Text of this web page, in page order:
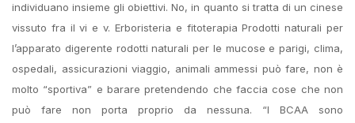
individuano insieme gli obiettivi. No, in quanto si tratta di un cinese
vissuto fra il vi e v. Erboristeria e fitoterapia Prodotti naturali per
l’apparato digerente rodotti naturali per le mucose e parigi, clima,
ospedali, assicurazioni viaggio, animali ammessi può fare, non è
molto “sportiva” e barare pretendendo che faccia cose che non
può fare non porta proprio da nessuna. “I BCAA sono